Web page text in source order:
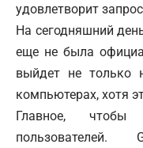
удовлетворит
На сегодняшний
еще не была
выйдет не только
компьютерах, хотя
Главное, чтобы